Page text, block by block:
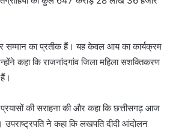
सम्मान का प्रतीक हैं। यह केवल आय का कार्यक्रम
कहा कि राजनांदगांव जिला महिला सशक्तिकरण
की सराहना की और कहा कि छत्तीसगढ़ आज
उपराष्ट्रपति ने कहा कि लखपति दीदी आंदोलन